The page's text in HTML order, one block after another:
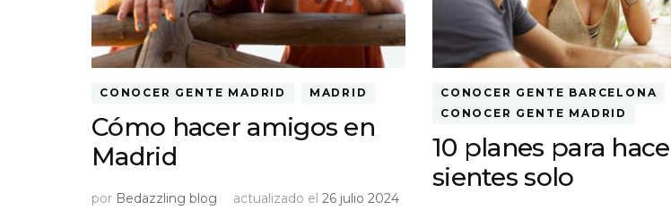
CONOCER GENTE MADRID MADRID
Cómo hacer amigos en
Madrid
por Bedazzling blog actualizado el 26 julio 2024
CONOCER GENTE BARCELONA
CONOCER GENTE MADRID
10 planes para
sientes solo